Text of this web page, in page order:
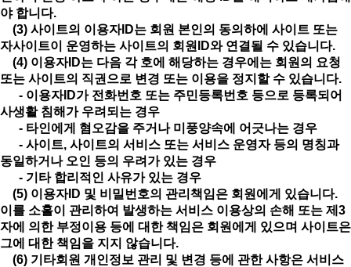
야 합니다.
(3) 사이트의 이용자ID는 회원 본인의 동의하에 사이트 또는
자사이트이 운영하는 사이트의 회원ID와 연결될 수 있습니다.
(4) 이용자ID는 다음 각 호에 해당하는 경우에는 회원의 요청
또는 사이트의 직권으로 변경 또는 이용을 정지할 수 있습니다.
- 이용자ID가 전화번호 또는 주민등록번호 등으로 등록되어
사생활 침해가 우려되는 경우
- 타인에게 혐오감을 주거나 미풍양속에 어긋나는 경우
- 사이트, 사이트의 서비스 또는 서비스 운영자 등의 명칭과
동일하거나 오인 등의 우려가 있는 경우
- 기타 합리적인 사유가 있는 경우
(5) 이용자ID 및 비밀번호의 관리책임은 회원에게 있습니다.
이를 소홀이 관리하여 발생하는 서비스 이용상의 손해 또는 제3
자에 의한 부정이용 등에 대한 책임은 회원에게 있으며 사이트은
그에 대한 책임을 지지 않습니다.
(6) 기타회원 개인정보 관리 및 변경 등에 관한 사항은 서비스